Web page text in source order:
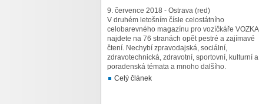
9. července 2018 - Ostrava (red)
V druhém letošním čísle celostátního
celobarevného magazínu pro vozíčkáře VOZKA
najdete na 76 stranách opět pestré a zajímavé
čtení. Nechybí zpravodajská, sociální,
zdravotechnická, zdravotní, sportovní, kulturní a
poradenská témata a mnoho dalšího.
Celý článek